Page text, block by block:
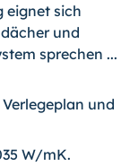
eignet sich
und
sprechen ...
und
W/mK.